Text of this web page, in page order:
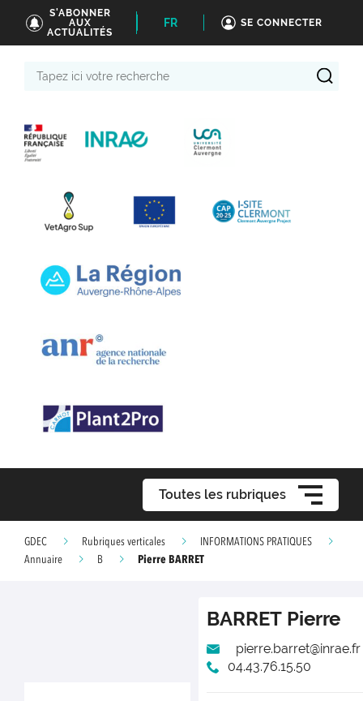
S'ABONNER
AUX
ACTUALITÉS
FR SE CONNECTER
Toutes les rubriques
GDEC Rubriques verticales
INFORMATIONS PRATIQUES
Annuaire
B Pierre BARRET
BARRET Pierre
pierre.barret@inrae.fr
04.43.76.15.50